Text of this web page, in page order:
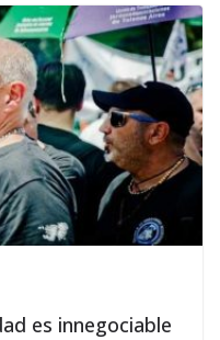
es innegociable